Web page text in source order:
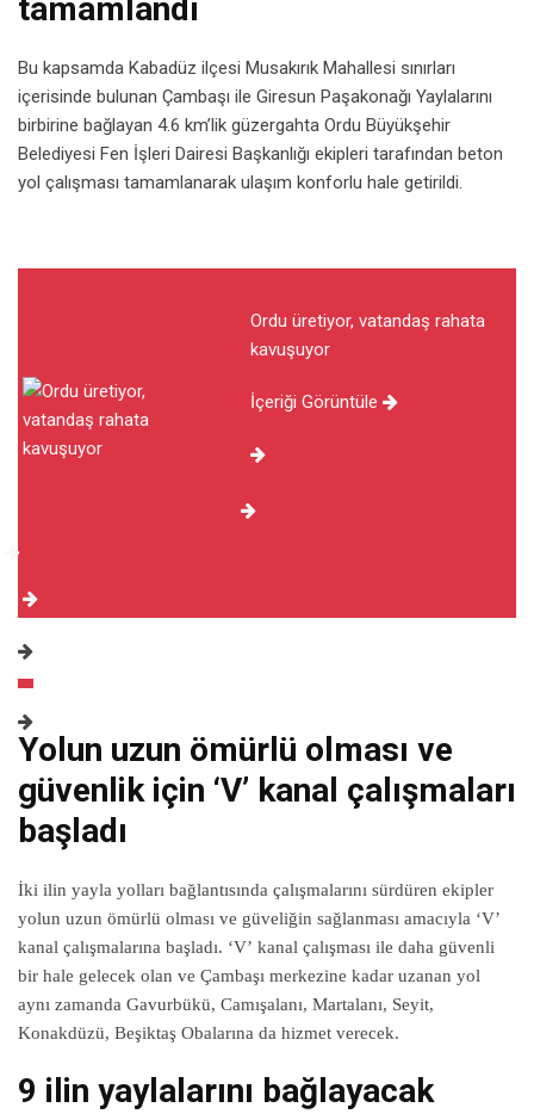
tamamlandı
Bu kapsamda Kabadüz ilçesi Musakırık Mahallesi sınırları
içerisinde bulunan Çambaşı ile Giresun Paşakonağı Yaylalarını
birbirine bağlayan 4.6 km’lik güzergahta Ordu Büyükşehir
Belediyesi Fen İşleri Dairesi Başkanlığı ekipleri tarafından beton
yol çalışması tamamlanarak ulaşım konforlu hale getirildi.
Ordu üretiyor, vatandaş rahata
kavuşuyor
İçeriği Görüntüle
Yolun uzun ömürlü olması ve
güvenlik için ‘V’ kanal çalışmaları
başladı
İki ilin yayla yolları bağlantısında çalışmalarını sürdüren ekipler
yolun uzun ömürlü olması ve güveliğin sağlanması amacıyla ‘V’
kanal çalışmalarına başladı. ‘V’ kanal çalışması ile daha güvenli
bir hale gelecek olan ve Çambaşı merkezine kadar uzanan yol
aynı zamanda Gavurbükü, Camışalanı, Martalanı, Seyit,
Konakdüzü, Beşiktaş Obalarına da hizmet verecek.
9 ilin yaylalarını bağlayacak